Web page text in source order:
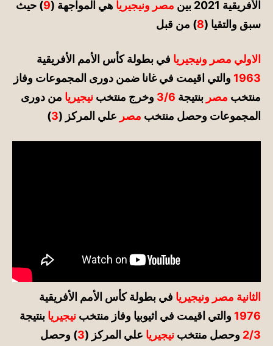
الأفريقية 2021 بين مصر ونيجيريا هي المواجهة (9
) حيث
سبق والتقيا (
8
) من قبل
الاولي مصر ونيجيريا في بطولة كأس الأمم الأفريقية
1963 والتي اقيمت في غانا ضمن دورى المجموعات وفاز
منتخب مصر بنتيجة 3/6 وخرج منتخب نيجيريا من دورى
المجموعات وحصل منتخب مصر علي المركز (3
)
الثانية مصر ونيجيريا في بطولة كأس الأمم الأفريقية
1976 والتي اقيمت في اثيوبيا وفاز منتخب نيجيريا بنتيجة
2/3 وحصل منتخب نيجيريا علي المركز (
3
) وحصل